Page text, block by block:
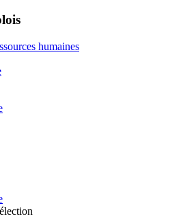
humaines